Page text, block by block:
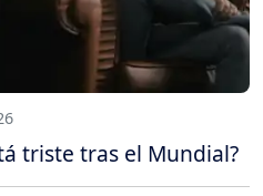
triste tras el Mundial?